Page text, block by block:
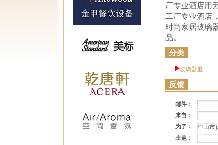
厂专业酒店用
工厂专业酒店
时尚家居玻璃
品。
分类
玻璃器皿
反馈
邮件：
来自：
为了：
主题：